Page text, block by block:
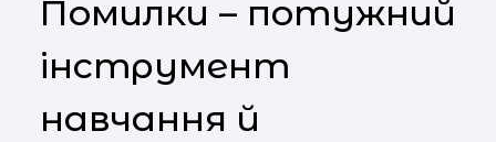
Помилки – потужний
інструмент
навчання й